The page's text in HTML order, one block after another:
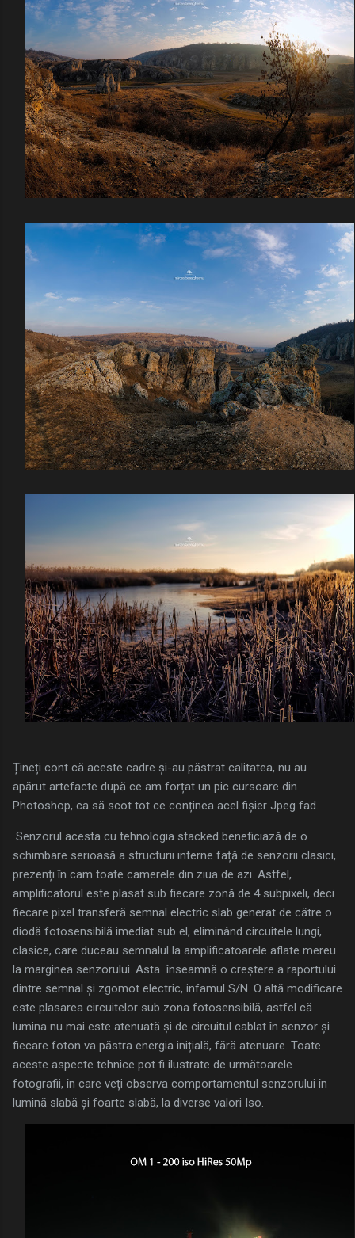
Țineți cont că aceste cadre și-au păstrat calitatea, nu au
apărut artefacte după ce am forțat un pic cursoare din
Photoshop, ca să scot tot ce conținea acel fișier Jpeg fad.
Senzorul acesta cu tehnologia stacked beneficiază de o
schimbare serioasă a structurii interne față de senzorii clasici,
prezenți în cam toate camerele din ziua de azi. Astfel,
amplificatorul este plasat sub fiecare zonă de 4 subpixeli, deci
fiecare pixel transferă semnal electric slab generat de către o
diodă fotosensibilă imediat sub el, eliminând circuitele lungi,
clasice, care duceau semnalul la amplificatoarele aflate mereu
la marginea senzorului. Asta înseamnă o creștere a raportului
dintre semnal și zgomot electric, infamul S/N. O altă modificare
este plasarea circuitelor sub zona fotosensibilă, astfel că
lumina nu mai este atenuată și de circuitul cablat în senzor și
fiecare foton va păstra energia inițială, fără atenuare. Toate
aceste aspecte tehnice pot fi ilustrate de următoarele
fotografii, în care veți observa comportamentul senzorului în
lumină slabă și foarte slabă, la diverse valori Iso.